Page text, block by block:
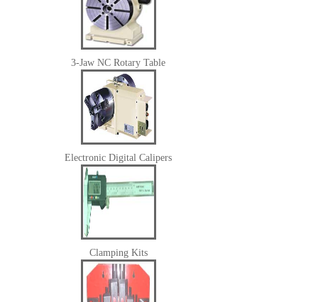
3-Jaw NC Rotary Table
Electronic Digital Calipers
Clamping Kits